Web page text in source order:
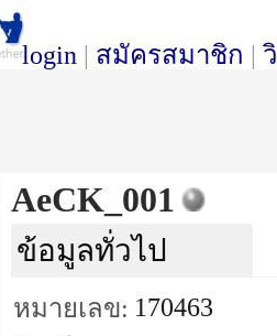
login | สมัครสมาชิก |
AeCK_001
ข้อมูลทั่วไป
หมายเลข: 170463